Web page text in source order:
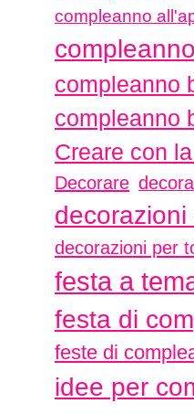
compleanno
compleanno
compleanno
Creare con
Decorare
decorazioni per
festa a
festa di
feste di
idee per